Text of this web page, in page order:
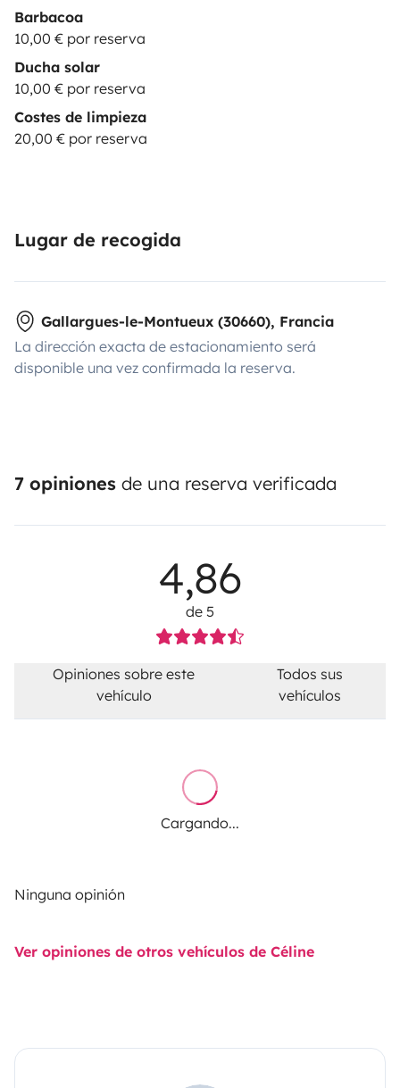
Barbacoa
10,00 € por reserva
Ducha solar
10,00 € por reserva
Costes de limpieza
20,00 € por reserva
Lugar de recogida
Gallargues-le-Montueux (30660), Francia
La dirección exacta de estacionamiento será
disponible una vez confirmada la reserva.
7 opiniones de una reserva verificada
4,86
de 5
Opiniones sobre este
vehículo
Todos sus
vehículos
Cargando...
Ninguna opinión
Ver opiniones de otros vehículos de Céline